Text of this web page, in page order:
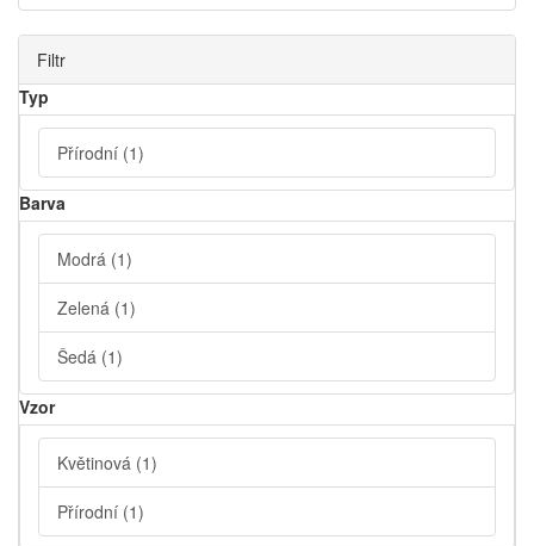
Filtr
Typ
Přírodní (1)
Barva
Modrá (1)
Zelená (1)
Šedá (1)
Vzor
Květinová (1)
Přírodní (1)